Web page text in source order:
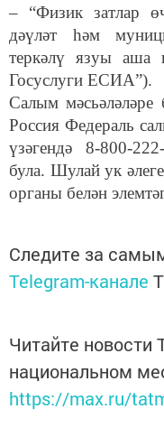
– “Физик затлар
дәүләт һәм
теркәлү язуы аша
Госуслуги ЕСИА”).
Салым мәсьәләләре
Россия Федераль
үзәгендә 8-800-
була. Шулай ук
органы белән
Следите за
Telegram-канале
Читайте новости
национальном
https://max.ru/